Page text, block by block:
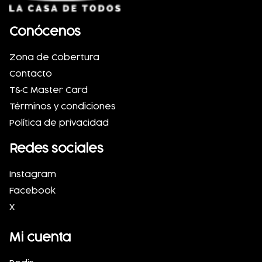
Conócenos
Zona de Cobertura
Contacto
T&C Master Card
Términos y condiciones
Política de privacidad
Redes sociales
Instagram
Facebook
X
Mi cuenta